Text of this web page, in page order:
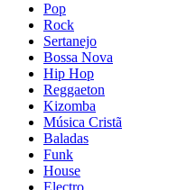
Pop
Rock
Sertanejo
Bossa Nova
Hip Hop
Reggaeton
Kizomba
Música Cristã
Baladas
Funk
House